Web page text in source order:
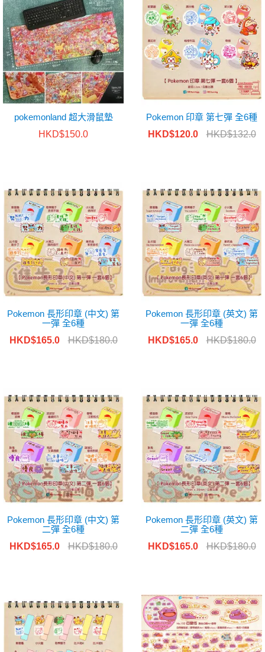
pokemonland 超大滑鼠墊
HKD$150.0
Pokemon 印章 第七彈 全6種
HKD$120.0
HKD$132.0
Pokemon 長形印章 (中文) 第
一彈 全6種
HKD$165.0
HKD$180.0
Pokemon 長形印章 (英文) 第
一彈 全6種
HKD$165.0
HKD$180.0
Pokemon 長形印章 (中文) 第
二彈 全6種
HKD$165.0
HKD$180.0
Pokemon 長形印章 (英文) 第
二彈 全6種
HKD$165.0
HKD$180.0